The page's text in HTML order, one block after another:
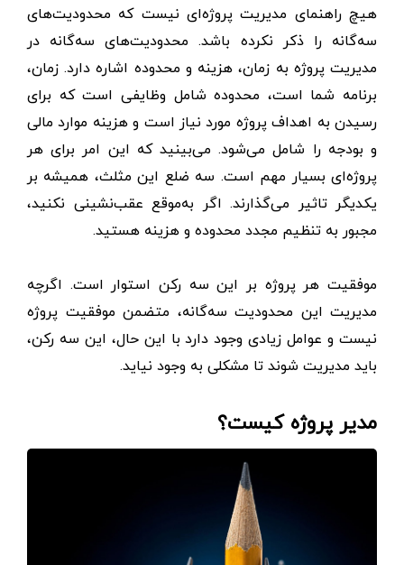
هیچ راهنمای مدیریت پروژه‌ای نیست که محدودیت‌های
سه‌گانه را ذکر نکرده باشد. محدودیت‌های سه‌گانه در
مدیریت پروژه به زمان، هزینه و محدوده اشاره دارد. زمان،
برنامه شما است، محدوده شامل وظایفی است که برای
رسیدن به اهداف پروژه مورد نیاز است و هزینه موارد مالی
و بودجه را شامل می‌شود. می‌بینید که این امر برای هر
پروژه‌ای بسیار مهم است. سه ضلع این مثلث، همیشه بر
یکدیگر تاثیر می‌گذارند. اگر به‌موقع عقب‌نشینی نکنید،
مجبور به تنظیم مجدد محدوده و هزینه هستید.
موفقیت هر پروژه بر این سه رکن استوار است. اگرچه
مدیریت این محدودیت سه‌گانه، متضمن موفقیت پروژه
نیست و عوامل زیادی وجود دارد با این حال، این سه رکن،
باید مدیریت شوند تا مشکلی به وجود نیاید.
مدیر پروژه کیست؟